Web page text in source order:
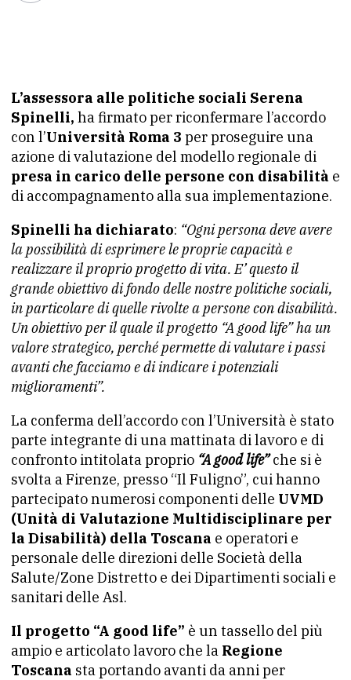
L’assessora alle politiche sociali Serena
Spinelli, ha firmato per riconfermare l’accordo
con l’Università Roma 3 per proseguire una
azione di valutazione del modello regionale di
presa in carico delle persone con disabilità e
di accompagnamento alla sua implementazione.
Spinelli ha dichiarato: “Ogni persona deve avere
la possibilità di esprimere le proprie capacità e
realizzare il proprio progetto di vita. E’ questo il
grande obiettivo di fondo delle nostre politiche sociali,
in particolare di quelle rivolte a persone con disabilità.
Un obiettivo per il quale il progetto “A good life” ha un
valore strategico, perché permette di valutare i passi
avanti che facciamo e di indicare i potenziali
miglioramenti”.
La conferma dell’accordo con l’Università è stato
parte integrante di una mattinata di lavoro e di
confronto intitolata proprio “A good life”che si è
svolta a Firenze, presso “Il Fuligno”, cui hanno
partecipato numerosi componenti delle UVMD
(Unità di Valutazione Multidisciplinare per
la Disabilità) della Toscana e operatori e
personale delle direzioni delle Società della
Salute/Zone Distretto e dei Dipartimenti sociali e
sanitari delle Asl.
Il progetto “A good life” è un tassello del più
ampio e articolato lavoro che la Regione
Toscana sta portando avanti da anni per